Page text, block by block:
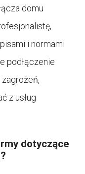
domu
i normami
podłączenie
z usług
dotyczące